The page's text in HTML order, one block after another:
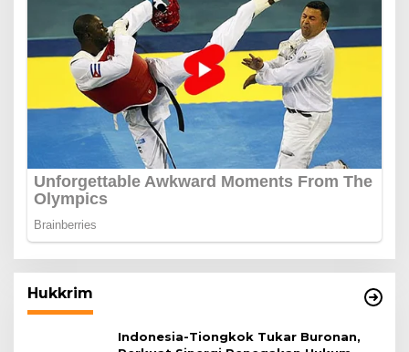
Hukkrim
Indonesia-Tiongkok Tukar Buronan,